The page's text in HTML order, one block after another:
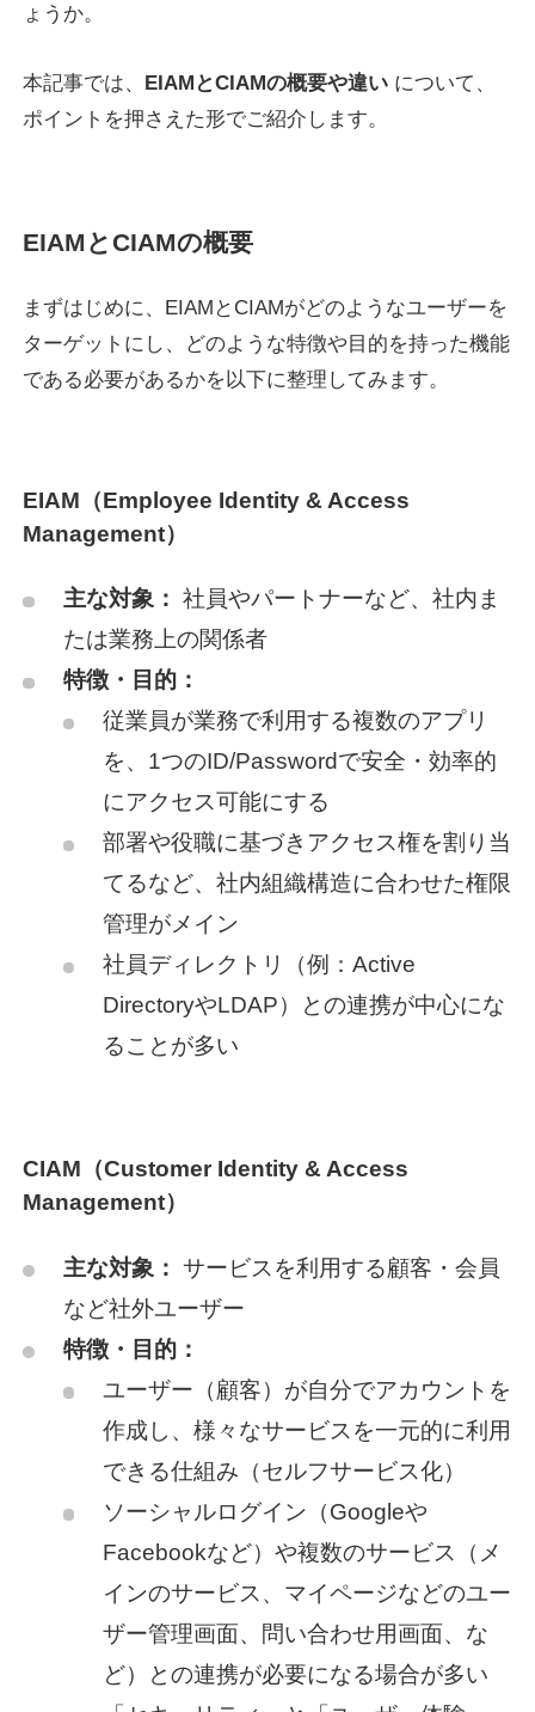
ょうか。
本記事では、 EIAMとCIAMの概要や違い について、
ポイントを押さえた形でご紹介します。
EIAMとCIAMの概要
まずはじめに、EIAMとCIAMがどのようなユーザーを
ターゲットにし、どのような特徴や目的を持った機能
である必要があるかを以下に整理してみます。
EIAM（Employee Identity & Access
Management）
主な対象： 社員やパートナーなど、社内ま
たは業務上の関係者
特徴・目的：
従業員が業務で利用する複数のアプリ
を、1つのID/Passwordで安全・効率的
にアクセス可能にする
部署や役職に基づきアクセス権を割り当
てるなど、社内組織構造に合わせた権限
管理がメイン
社員ディレクトリ（例：Active
DirectoryやLDAP）との連携が中心にな
ることが多い
CIAM（Customer Identity & Access
Management）
主な対象： サービスを利用する顧客・会員
など社外ユーザー
特徴・目的：
ユーザー（顧客）が自分でアカウントを
作成し、様々なサービスを一元的に利用
できる仕組み（セルフサービス化）
ソーシャルログイン（Googleや
Facebookなど）や複数のサービス（メ
インのサービス、マイページなどのユー
ザー管理画面、問い合わせ用画面、な
ど）との連携が必要になる場合が多い